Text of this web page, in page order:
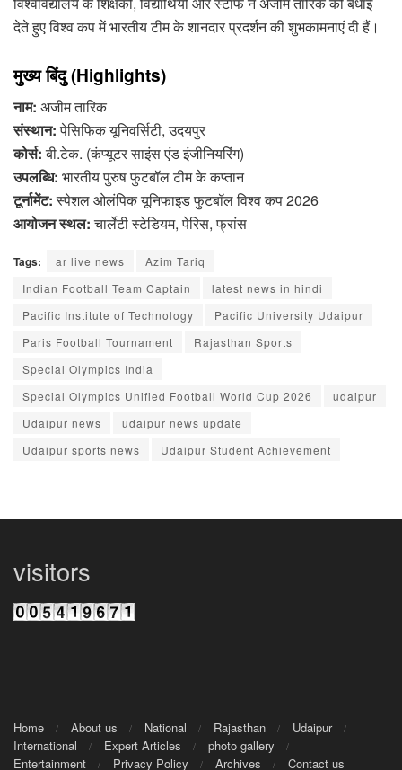
देते हुए विश्व कप में भारतीय टीम के शानदार प्रदर्शन की शुभकामनाएं दी हैं।
मुख्य बिंदु (Highlights)
नाम: अजीम तारिक
संस्थान:पेसिफिक यूनिवर्सिटी, उदयपुर
कोर्स:बी.टेक. (कंप्यूटर साइंस एंड इंजीनियरिंग)
उपलब्धि: भारतीय पुरुष फुटबॉल टीम के कप्तान
टूर्नामेंट:स्पेशल ओलंपिक यूनिफाइड फुटबॉल विश्व कप 2026
आयोजन स्थल:चार्लेटी स्टेडियम, पेरिस, फ्रांस
Tags: ar live news
Azim Tariq
Indian Football Team Captain
latest news in hindi
Pacific Institute of Technology
Pacific University Udaipur
Paris Football Tournament
Rajasthan Sports
Special Olympics India
Special Olympics Unified Football World Cup 2026
udaipur
Udaipur news
udaipur news update
Udaipur sports news
Udaipur Student Achievement
visitors
Home About us National Rajasthan
Udaipur
International
Expert Articles
photo gallery
Entertainment
Privacy Policy Archives Contact us